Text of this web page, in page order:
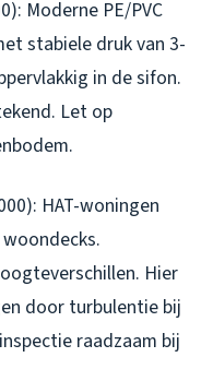
Moderne PE/PVC
stabiele druk van 3-
in de sifon.
Let op
HAT-woningen
Hier
door turbulentie bij
raadzaam bij